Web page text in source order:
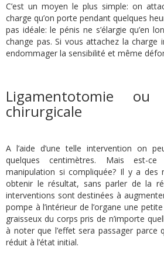
C’est un moyen le plus simple: on
charge qu’on porte pendant quelques
pas idéale: le pénis ne s’élargie qu’en
change pas. Si vous attachez la charge
endommager la sensibilité et même
Ligamentotomie ou
chirurgicale
A l’aide d’une telle intervention on
quelques centimètres. Mais est-
manipulation si compliquée? Il y a des
obtenir le résultat, sans parler de la
interventions sont destinées à
pompe à l’intérieur de l’organe une
graisseux du corps pris de n’importe
à noter que l’effet sera passager
réduit à l’état initial.